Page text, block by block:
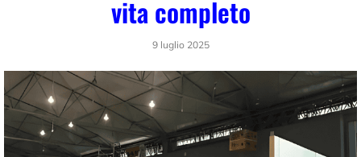
vita completo
9 luglio 2025